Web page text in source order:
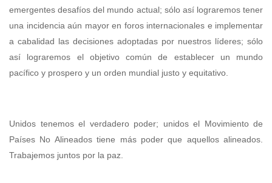
emergentes desafíos del mundo actual; sólo así lograremos tener
una incidencia aún mayor en foros internacionales e implementar
a cabalidad las decisiones adoptadas por nuestros líderes; sólo
así lograremos el objetivo común de establecer un mundo
pacífico y prospero y un orden mundial justo y equitativo.
Unidos tenemos el verdadero poder; unidos el Movimiento de
Países No Alineados tiene más poder que aquellos alineados.
Trabajemos juntos por la paz.